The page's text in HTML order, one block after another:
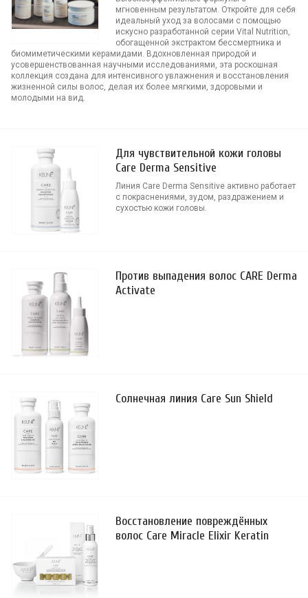
мгновенным результатом. Откройте для себя
идеальный уход за волосами с помощью
искусно разработанной серии Vital Nutrition,
обогащенной экстрактом бессмертника и
биомиметическими керамидами. Вдохновленная природой и
усовершенствованная научными исследованиями, эта роскошная
коллекция создана для интенсивного увлажнения и восстановления
жизненной силы волос, делая их более мягкими, здоровыми и
молодыми на вид.
Для чувствительной кожи головы
Care Derma Sensitive
Линия Care Derma Sensitive активно работает
с покраснениями, зудом, раздражением и
сухостью кожи головы.
Против выпадения волос CARE Derma
Activate
Солнечная линия Care Sun Shield
Восстановление повреждённых
волос Care Miracle Elixir Keratin